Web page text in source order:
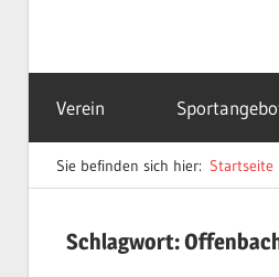
Sportverein
in
Frankenthal
Verein
Sie befinden sich hier: Startseite
Schlagwort: